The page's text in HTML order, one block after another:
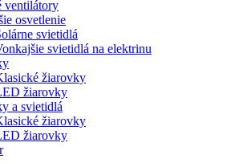
ventilátory
osvetlenie
svietidlá
svietidlá na elektrinu
žiarovky
žiarovky
a svietidlá
žiarovky
žiarovky